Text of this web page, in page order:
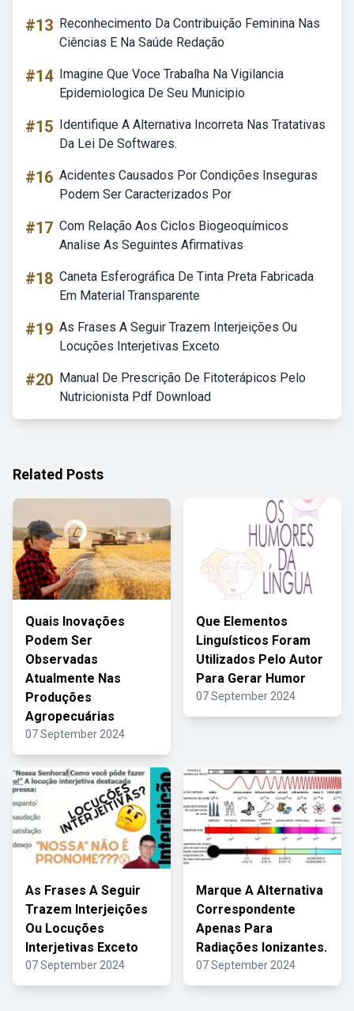
#13 Reconhecimento Da Contribuição Feminina Nas
Ciências E Na Saúde Redação
#14 Imagine Que Voce Trabalha Na Vigilancia
Epidemiologica De Seu Municipio
#15 Identifique A Alternativa Incorreta Nas Tratativas
Da Lei De Softwares.
#16 Acidentes Causados Por Condições Inseguras
Podem Ser Caracterizados Por
#17 Com Relação Aos Ciclos Biogeoquímicos
Analise As Seguintes Afirmativas
#18 Caneta Esferográfica De Tinta Preta Fabricada
Em Material Transparente
#19 As Frases A Seguir Trazem Interjeições Ou
Locuções Interjetivas Exceto
#20 Manual De Prescrição De Fitoterápicos Pelo
Nutricionista Pdf Download
Related Posts
Quais Inovações
Podem Ser
Observadas
Atualmente Nas
Produções
Agropecuárias
07 September 2024
Que Elementos
Linguísticos Foram
Utilizados Pelo Autor
Para Gerar Humor
07 September 2024
As Frases A Seguir
Trazem Interjeições
Ou Locuções
Interjetivas Exceto
07 September 2024
Marque A Alternativa
Correspondente
Apenas Para
Radiações Ionizantes.
07 September 2024